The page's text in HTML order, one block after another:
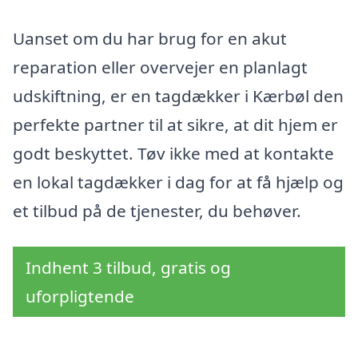
Uanset om du har brug for en akut
reparation eller overvejer en planlagt
udskiftning, er en tagdækker i Kærbøl den
perfekte partner til at sikre, at dit hjem er
godt beskyttet. Tøv ikke med at kontakte
en lokal tagdækker i dag for at få hjælp og
et tilbud på de tjenester, du behøver.
Indhent 3 tilbud, gratis og
uforpligtende